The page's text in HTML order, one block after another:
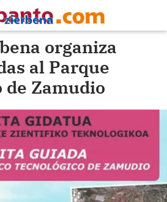
organiza
al Parque
de Zamudio